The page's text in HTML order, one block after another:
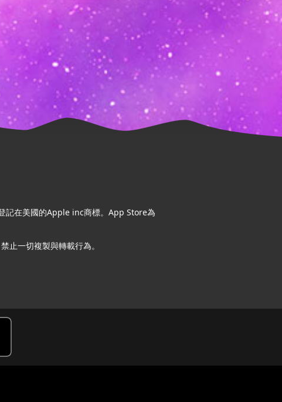
記在美國的Apple inc商標。App Store為
止一切複製與轉載行為。